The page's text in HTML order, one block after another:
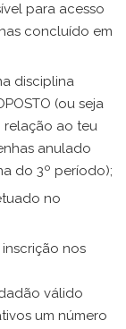
para acesso
concluído em
disciplina
(ou seja
relação ao teu
anulado
do 3º período);
no
nos
válido
um número